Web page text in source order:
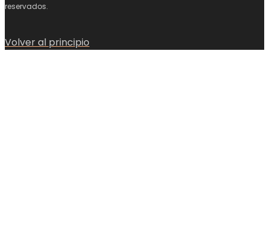
reservados.
Volver al principio